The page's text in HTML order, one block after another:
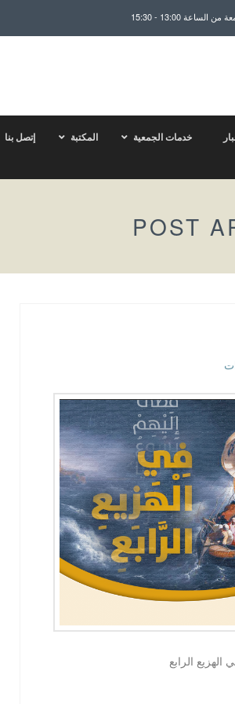
خدمات الجمعية المكتبة إتصل بنا
POST